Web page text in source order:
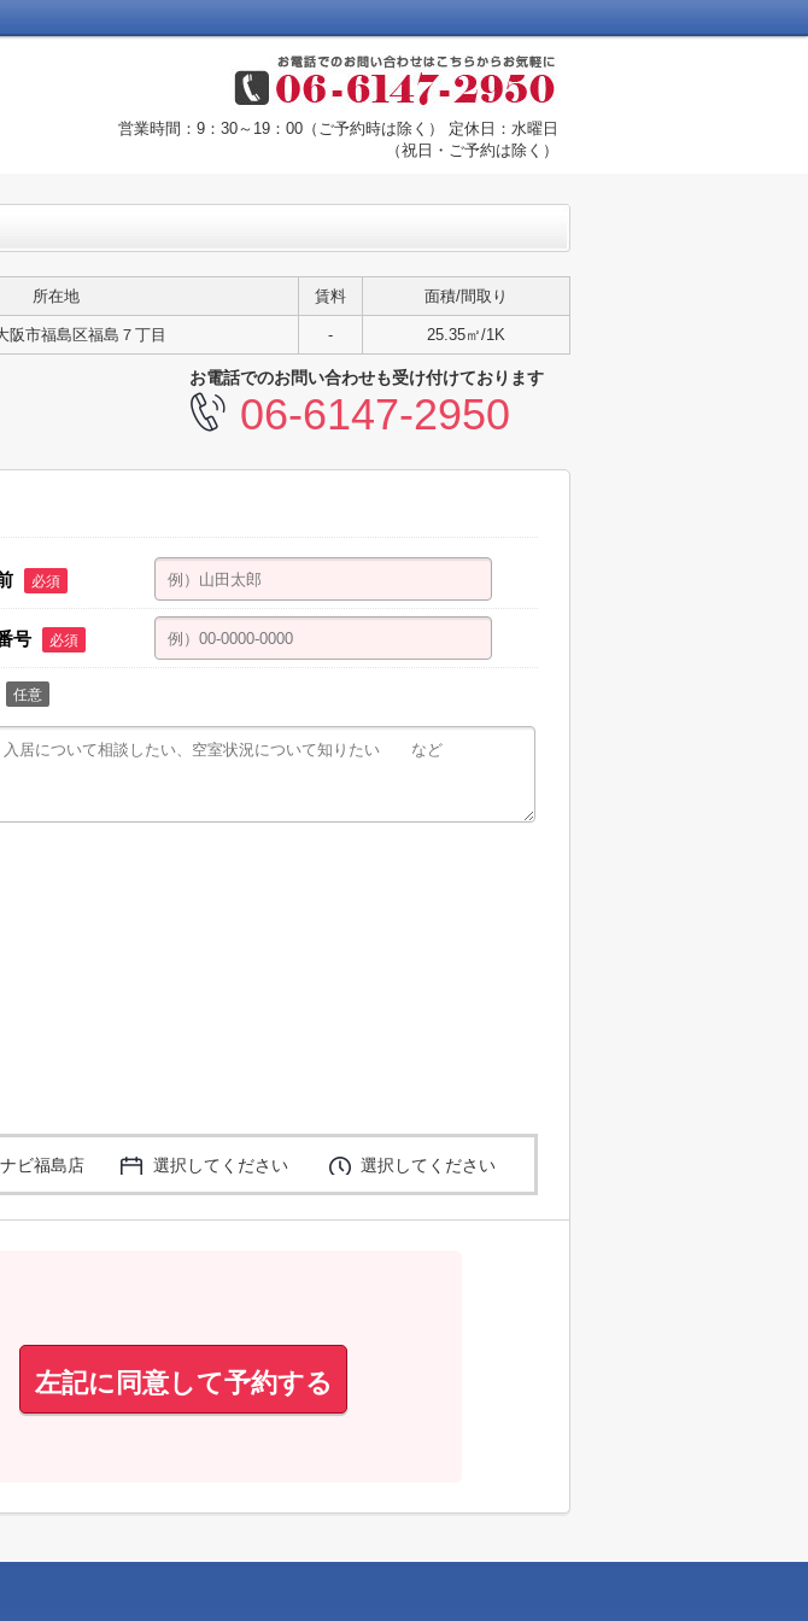
営業時間：9：30～19：00（ご予約時は除く） 定休日：水曜日
（祝日・ご予約は除く）
所在地 賃料 面積/間取り
阪市福島区福島７丁目 - 25.35㎡/1K
お電話でのお問い合わせも受け付けております
06-6147-2950
必須
号 必須
任意
福島店 選択してください 選択してください
左記に同意して予約する